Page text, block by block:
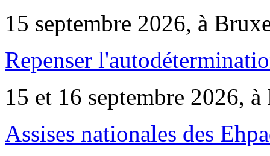
15 septembre 2026, à
Repenser
15 et 16 septembre 2026, à
Assises nationales des